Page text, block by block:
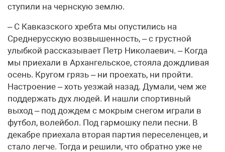
ступили на чернскую землю.
– С Кавказского хребта мы опустились на
Среднерусскую возвышенность, – с грустной
улыбкой рассказывает Петр Николаевич. – Когда
мы приехали в Архангельское, стояла дождливая
осень. Кругом грязь – ни проехать, ни пройти.
Настроение – хоть уезжай назад. Думали, чем же
поддержать дух людей. И нашли спортивный
выход – под дождем с мокрым снегом играли в
футбол, волейбол. Под гармошку пели песни. В
декабре приехала вторая партия переселенцев, и
стало легче. Тогда и решили, что обратно уже не